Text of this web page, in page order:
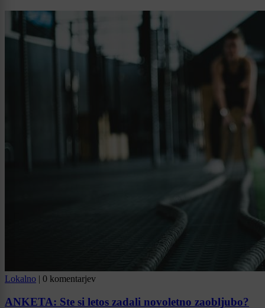
Lokalno | 0 komentarjev
ANKETA: Ste si letos zadali novoletno zaobljubo?